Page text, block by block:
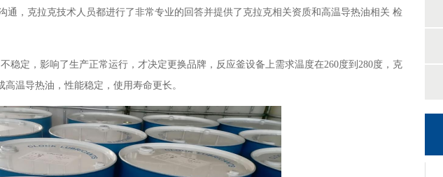
通，克拉克技术人员都进行了非常专业的回答并提供了克拉克相关资质和 高温导热油相关 检
稳定，影响了生产正常运行 ，才决定更换品牌，反应釜设备上需求温度在260度到280度，克
温导热油，性能稳定，使用寿命更长。